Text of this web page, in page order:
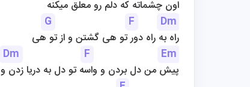
اون چشماته که دلم رو معلق میکنه
G
F
Dm
راه به راه دور تو هی گشتن و از تو هی
Dm
F
Em
پیش من دل بردن و واسه تو دل به دریا زدن و